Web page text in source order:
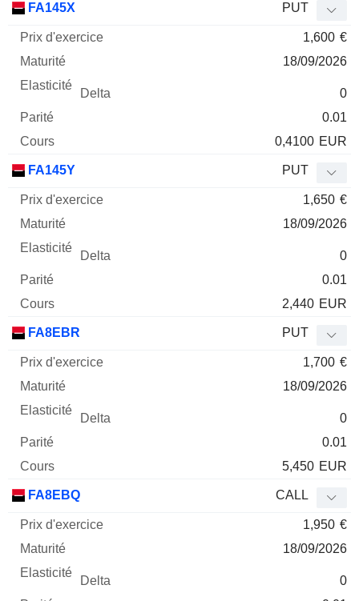
FA145X PUT
1,600 €
18/09/2026
0
0.01
0,4100 EUR
FA145Y PUT
1,650 €
18/09/2026
0
0.01
2,440 EUR
FA8EBR PUT
1,700 €
18/09/2026
0
0.01
5,450 EUR
FA8EBQ CALL
1,950 €
18/09/2026
0